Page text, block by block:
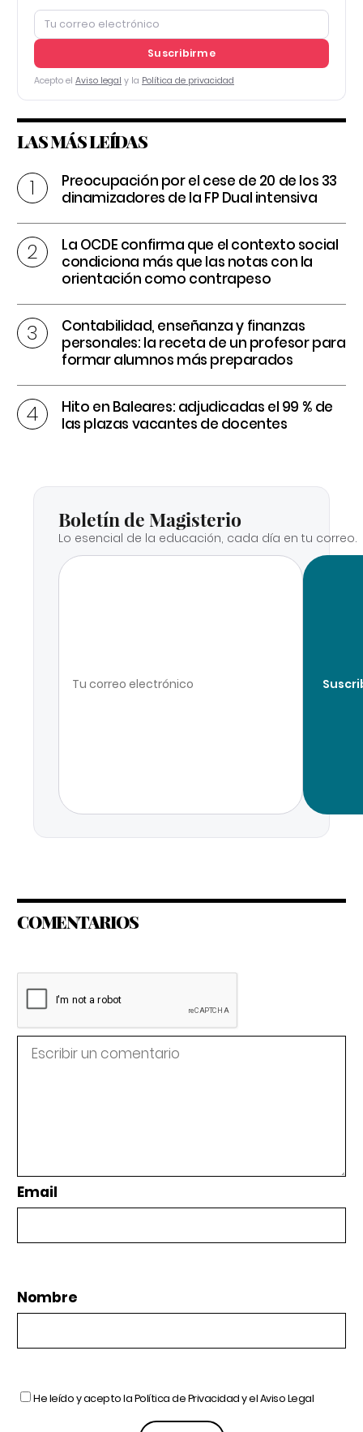
Suscribirme
Acepto el Aviso legal y la Política de privacidad
LAS MÁS LEÍDAS
Preocupación por el cese de 20 de los 33
dinamizadores de la FP Dual intensiva
La OCDE confirma que el contexto social
condiciona más que las notas con la
orientación como contrapeso
Contabilidad, enseñanza y finanzas
personales: la receta de un profesor para
formar alumnos más preparados
Hito en Baleares: adjudicadas el 99 % de
las plazas vacantes de docentes
Boletín de Magisterio
Lo esencial de la educación, cada día en tu correo.
COMENTARIOS
Email
Nombre
He leído y acepto laPolítica de Privacidady elAviso Legal